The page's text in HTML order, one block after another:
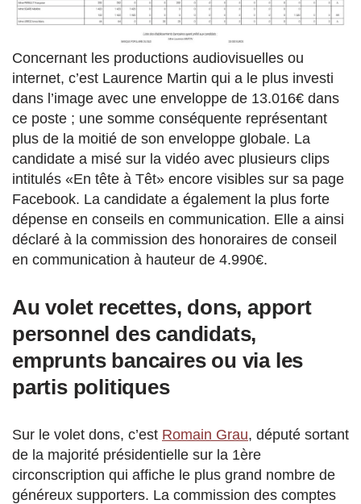
Concernant les productions audiovisuelles ou
internet, c’est Laurence Martin qui a le plus investi
dans l’image avec une enveloppe de 13.016€ dans
ce poste ; une somme conséquente représentant
plus de la moitié de son enveloppe globale. La
candidate a misé sur la vidéo avec plusieurs clips
intitulés «En tête à Têt» encore visibles sur sa page
Facebook. La candidate a également la plus forte
dépense en conseils en communication. Elle a ainsi
déclaré à la commission des honoraires de conseil
en communication à hauteur de 4.990€.
Au volet recettes, dons, apport
personnel des candidats,
emprunts bancaires ou via les
partis politiques
Sur le volet dons, c’est Romain Grau, député sortant
de la majorité présidentielle sur la 1ère
circonscription qui affiche le plus grand nombre de
généreux supporters. La commission des comptes